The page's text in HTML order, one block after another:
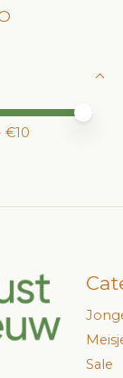
value
€10
Sale